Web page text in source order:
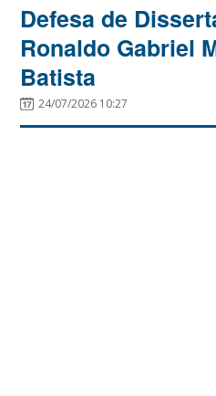
Defesa de
Ronaldo Gabriel
Batista
24/07/2026 10:27